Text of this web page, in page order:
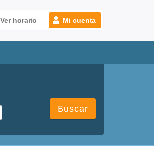
Ver horario Mi cuenta
Buscar